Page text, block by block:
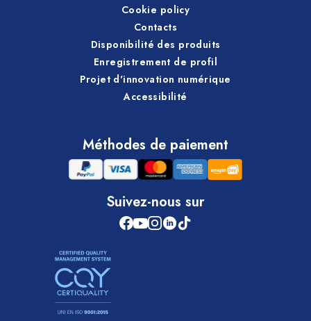
Cookie policy
Contacts
Disponibilité des produits
Enregistrement de profil
Projet d'innovation numérique
Accessibilité
Méthodes de paiement
Suivez-nous sur